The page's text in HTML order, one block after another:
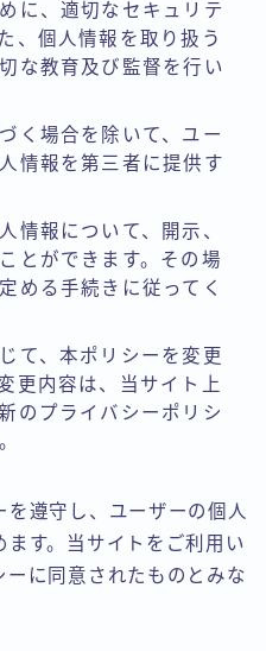
に、適切なセキュリテ
、個人情報を取り扱う
な教育及び監督を行い
く場合を除いて、ユー
情報を第三者に提供す
情報について、開示、
とができます。その場
める手続きに従ってく
て、本ポリシーを変更
更内容は、当サイト上
のプライバシーポリシ
遵守し、ユーザーの個人
す。当サイトをご利用い
に同意されたものとみな